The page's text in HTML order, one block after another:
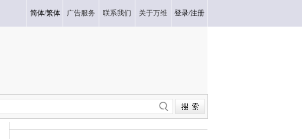
简体/繁体 广告服务 联系我们 关于万维 登录/注册